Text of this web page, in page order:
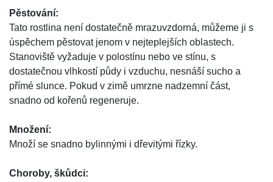
Pěstování:
Tato rostlina není dostatečně mrazuvzdorná, můžeme ji s
úspěchem pěstovat jenom v nejteplejších oblastech.
Stanoviště vyžaduje v polostínu nebo ve stínu, s
dostatečnou vlhkostí půdy i vzduchu, nesnáší sucho a
přímé slunce. Pokud v zimě umrzne nadzemní část,
snadno od kořenů regeneruje.
Množení:
Množí se snadno bylinnými i dřevitými řízky.
Choroby, škůdci: